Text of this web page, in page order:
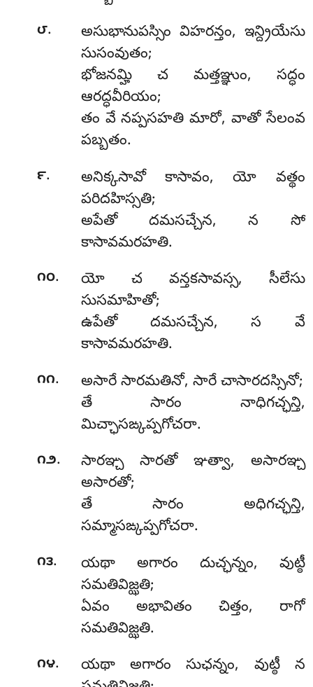
౮.
అసుభానుపస్సిం విహరన్తం, ఇన్ద్రియేసు
సుసంవుతం;
భోజనమ్హి చ మత్తఞ్ఞుం, సద్ధం
ఆరద్ధవీరియం;
తం వే నప్పసహతి మారో, వాతో సేలంవ
పబ్బతం.
౯.
అనిక్కసావో కాసావం, యో వత్థం
పరిదహిస్సతి;
అపేతో దమసచ్చేన, న సో
కాసావమరహతి.
౧౦.
యో చ వన్తకసావస్స, సీలేసు
సుసమాహితో;
ఉపేతో దమసచ్చేన, స వే
కాసావమరహతి.
౧౧.
అసారే సారమతినో, సారే చాసారదస్సినో;
తే సారం నాధిగచ్ఛన్తి,
మిచ్ఛాసఙ్కప్పగోచరా.
౧౨. సారఞ్చ సారతో ఞత్వా, అసారఞ్చ
అసారతో;
తే సారం అధిగచ్ఛన్తి,
సమ్మాసఙ్కప్పగోచరా.
౧౩.
యథా అగారం దుచ్ఛన్నం, వుట్ఠీ
సమతివిజ్ఝతి;
ఏవం అభావితం చిత్తం, రాగో
సమతివిజ్ఝతి.
౧౪. యథాఅగారం సుఛన్నం, వుట్ఠీ న